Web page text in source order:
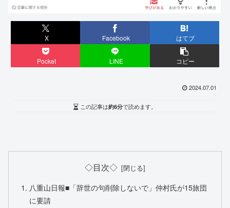
X Facebook はてブ
Pocket LINE コピー
2024.07.01
この記事は約6分で読めます。
◇目次◇
八重山日報■「辞世の句削除しないで」仲村氏が15旅団
に要請